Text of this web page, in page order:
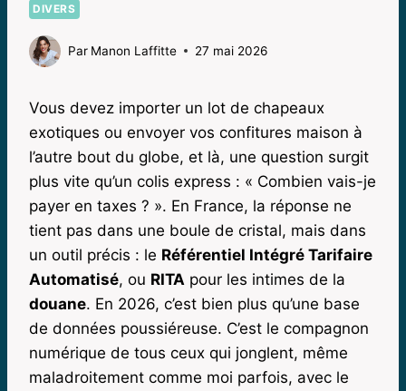
DIVERS
Par Manon Laffitte 27 mai 2026
Vous devez importer un lot de chapeaux
exotiques ou envoyer vos confitures maison à
l’autre bout du globe, et là, une question surgit
plus vite qu’un colis express : « Combien vais-je
payer en taxes ? ». En France, la réponse ne
tient pas dans une boule de cristal, mais dans
un outil précis : le Référentiel Intégré Tarifaire
Automatisé, ou RITA pour les intimes de la
douane. En 2026, c’est bien plus qu’une base
de données poussiéreuse. C’est le compagnon
numérique de tous ceux qui jonglent, même
maladroitement comme moi parfois, avec le